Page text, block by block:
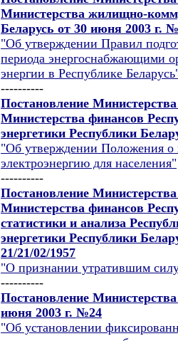
Министерства жилищно-
Беларусь от 30 июня 2003 г.
"Об утверждении Правил
периода энергоснабжающими
энергии в Республике
----------
Постановление
Министерства финансов
энергетики Республики
"Об утверждении Положения о
электроэнергию для населения"
----------
Постановление
Министерства финансов
статистики и анализа
энергетики Республики
21/21/02/1957
"О признании утратившим
----------
Постановление
июня 2003 г. №24
"Об установлении